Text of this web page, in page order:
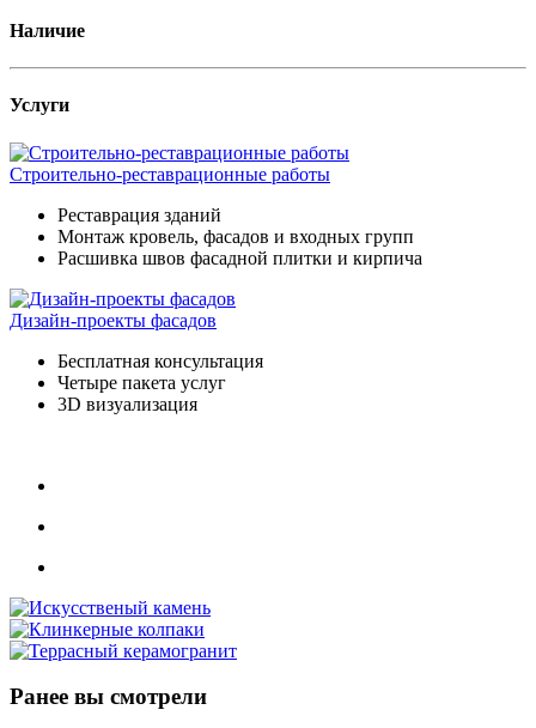
Наличие
Услуги
Строительно-реставрационные работы
Реставрация зданий
Монтаж кровель, фасадов и входных групп
Расшивка швов фасадной плитки и кирпича
Дизайн-проекты фасадов
Бесплатная консультация
Четыре пакета услуг
3D визуализация
Ранее вы смотрели